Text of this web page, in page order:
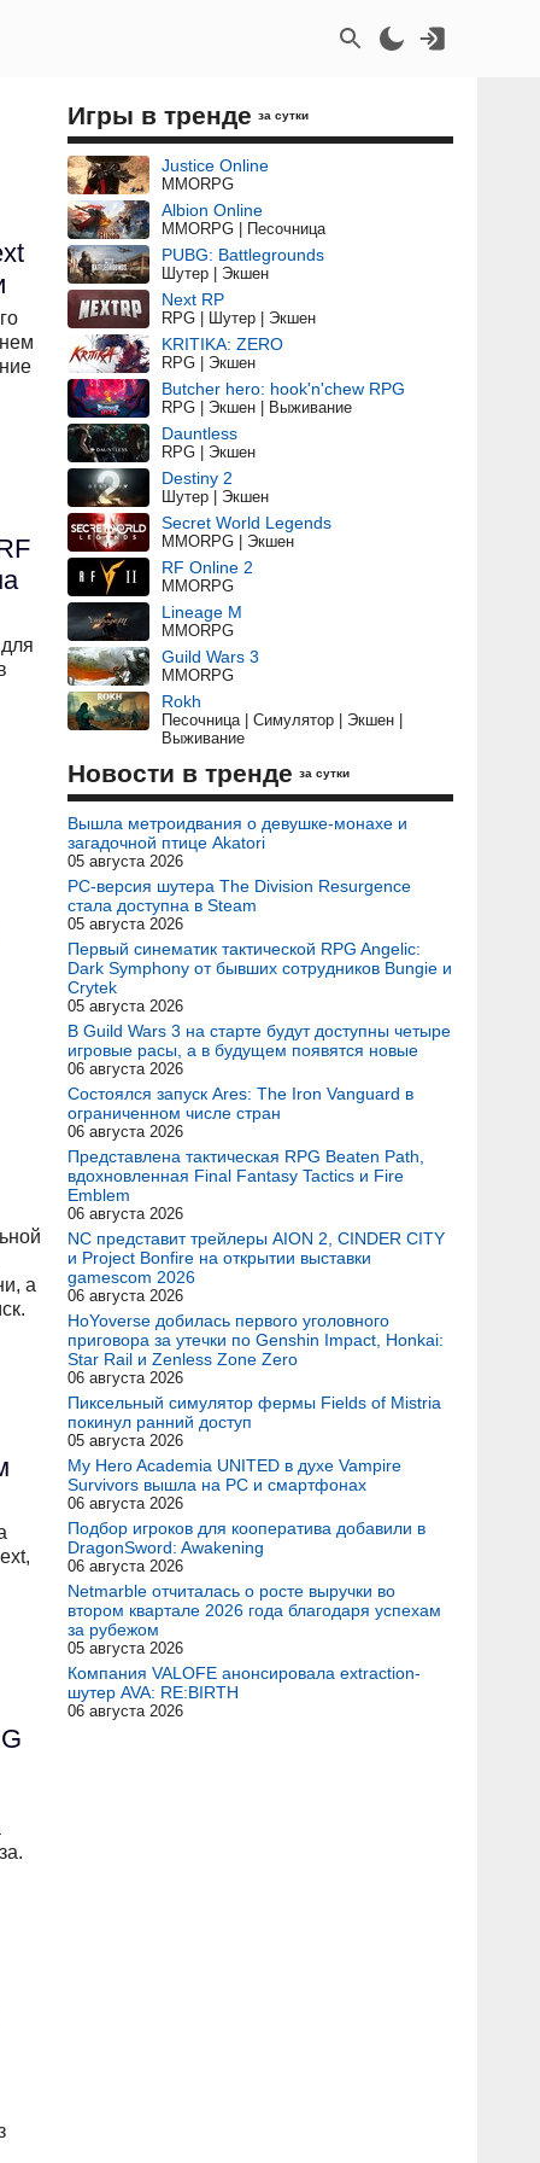
а
Игры в тренде за сутки
Justice Online
MMORPG
Albion Online
MMORPG | Песочница
PUBG: Battlegrounds
Шутер | Экшен
Next RP
RPG | Шутер | Экшен
KRITIKA: ZERO
RPG | Экшен
Butcher hero: hook'n'chew RPG
RPG | Экшен | Выживание
Dauntless
RPG | Экшен
Destiny 2
Шутер | Экшен
Secret World Legends
MMORPG | Экшен
RF Online 2
MMORPG
Lineage M
MMORPG
Guild Wars 3
MMORPG
Rokh
Песочница | Симулятор | Экшен |
Выживание
Новости в тренде за сутки
Вышла метроидвания о девушке-монахе и
загадочной птице Akatori
05 августа 2026
PC-версия шутера The Division Resurgence
стала доступна в Steam
05 августа 2026
Первый синематик тактической RPG Angelic:
Dark Symphony от бывших сотрудников Bungie и
Crytek
05 августа 2026
В Guild Wars 3 на старте будут доступны четыре
игровые расы, а в будущем появятся новые
06 августа 2026
Состоялся запуск Ares: The Iron Vanguard в
ограниченном числе стран
06 августа 2026
Представлена тактическая RPG Beaten Path,
вдохновленная Final Fantasy Tactics и Fire
Emblem
06 августа 2026
NC представит трейлеры AION 2, CINDER CITY
и Project Bonfire на открытии выставки
gamescom 2026
06 августа 2026
HoYoverse добилась первого уголовного
приговора за утечки по Genshin Impact, Honkai:
Star Rail и Zenless Zone Zero
06 августа 2026
Пиксельный симулятор фермы Fields of Mistria
покинул ранний доступ
05 августа 2026
My Hero Academia UNITED в духе Vampire
Survivors вышла на PC и смартфонах
06 августа 2026
Подбор игроков для кооператива добавили в
DragonSword: Awakening
06 августа 2026
Netmarble отчиталась о росте выручки во
втором квартале 2026 года благодаря успехам
за рубежом
05 августа 2026
Компания VALOFE анонсировала extraction-
шутер AVA: RE:BIRTH
06 августа 2026